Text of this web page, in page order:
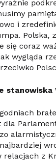
i
Polska,
się coraz
wygląda
stanowiska
relacjach z